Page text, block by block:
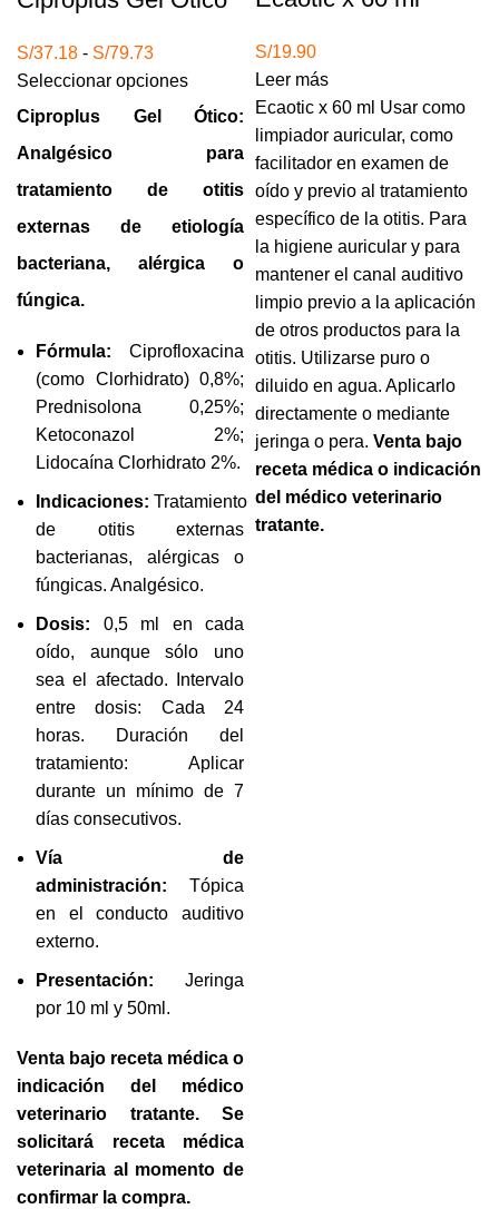
S/37.18 - S/79.73Rango
de
precios:
S/37.18
hasta
S/79.73
Seleccionar opciones
Ciproplus Gel Ótico:
Analgésico para
tratamiento de otitis
externas de etiología
bacteriana, alérgica o
fúngica.
Fórmula: Ciprofloxacina
(como Clorhidrato) 0,8%;
Prednisolona 0,25%;
Ketoconazol 2%;
Lidocaína Clorhidrato 2%.
Indicaciones: Tratamiento
de otitis externas
bacterianas, alérgicas o
fúngicas. Analgésico.
Dosis: 0,5 ml en cada
oído, aunque sólo uno
sea el afectado. Intervalo
entre dosis: Cada 24
horas. Duración del
tratamiento: Aplicar
durante un mínimo de 7
días consecutivos.
Vía de
administración: Tópica
en el conducto auditivo
externo.
Presentación: Jeringa
por 10 ml y 50ml.
Venta bajo receta médica o
indicación del médico
veterinario tratante. Se
solicitará receta médica
veterinaria al momento de
confirmar la compra.
S/19.90
Leer más
Ecaotic x 60 ml Usar como
limpiador auricular, como
facilitador en examen de
oído y previo al tratamiento
específico de la otitis. Para
la higiene auricular y para
mantener el canal auditivo
limpio previo a la aplicación
de otros productos para la
otitis. Utilizarse puro o
diluido en agua. Aplicarlo
directamente o mediante
jeringa o pera. Venta bajo
receta médica o indicación
del médico veterinario
tratante.